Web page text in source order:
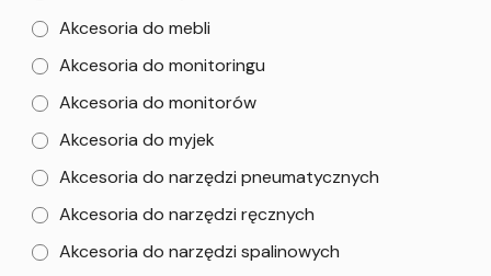
Akcesoria do mebli
Akcesoria do monitoringu
Akcesoria do monitorów
Akcesoria do myjek
Akcesoria do narzędzi pneumatycznych
Akcesoria do narzędzi ręcznych
Akcesoria do narzędzi spalinowych